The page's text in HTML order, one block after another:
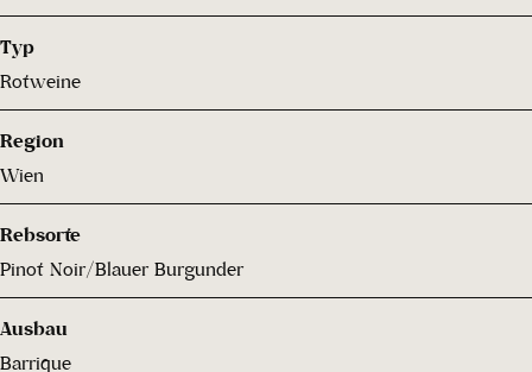
Typ
Rotweine
Region
Wien
Rebsorte
Pinot Noir/Blauer Burgunder
Ausbau
Barrique